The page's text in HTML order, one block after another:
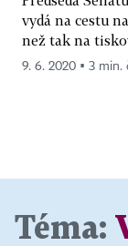
vydá na cestu
než tak na
9. 6. 2020 ▪ 3 min.
Téma: